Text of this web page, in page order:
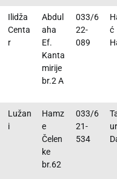
Ilidža
Centa
r
Abdul
aha
Ef.
Kanta
mirije
br.2 A
033/6
22-
089
ć
Lužan
i
Hamz
e
Čelen
ke
br.62
033/6
21-
534
ur